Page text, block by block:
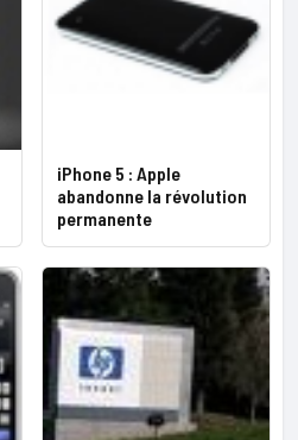
iPhone 5 : Apple
abandonne la révolution
permanente